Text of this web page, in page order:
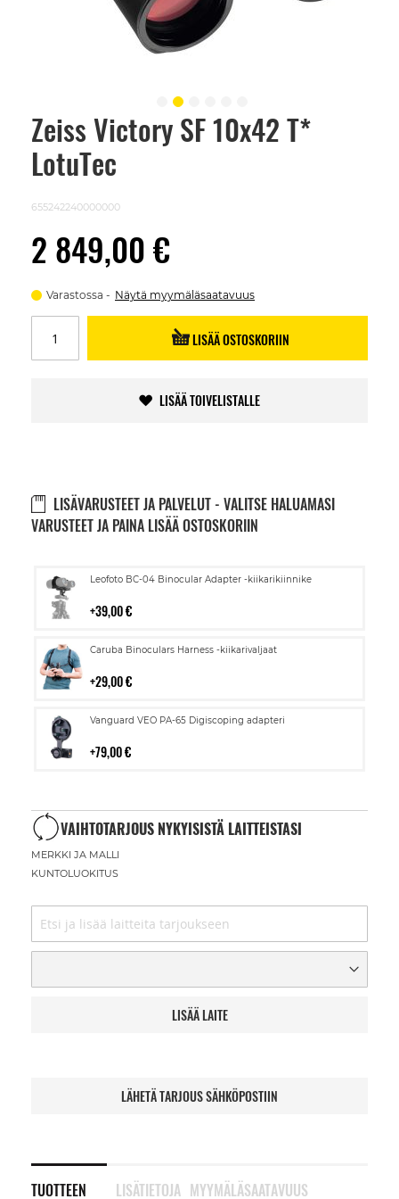
Zeiss Victory SF 10x42 T*
LotuTec
655242240000000
2 849,00 €
Varastossa Näytä myymäläsaatavuus
LISÄÄ OSTOSKORIIN
LISÄÄ TOIVELISTALLE
LISÄVARUSTEET JA PALVELUT - VALITSE HALUAMASI
VARUSTEET JA PAINA LISÄÄ OSTOSKORIIN
Leofoto BC-04 Binocular Adapter -kiikarikiinnike
39,00 €
Lisää
Caruba Binoculars Harness -kiikarivaljaat
29,00 €
Lisää
Vanguard VEO PA-65 Digiscoping adapteri
79,00 €
Lisää
VAIHTOTARJOUS NYKYISISTÄ LAITTEISTASI
MERKKI JA MALLI
KUNTOLUOKITUS
LISÄÄ LAITE
LÄHETÄ TARJOUS SÄHKÖPOSTIIN
TUOTTEEN LISÄTIETOJA MYYMÄLÄSAATAVUUS
Skip
beginning
images